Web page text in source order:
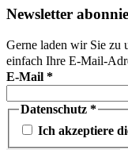
Newsletter
Gerne laden wir Sie zu
einfach Ihre E-Mail-
E-Mail *
Datenschutz *
Ich akzeptiere